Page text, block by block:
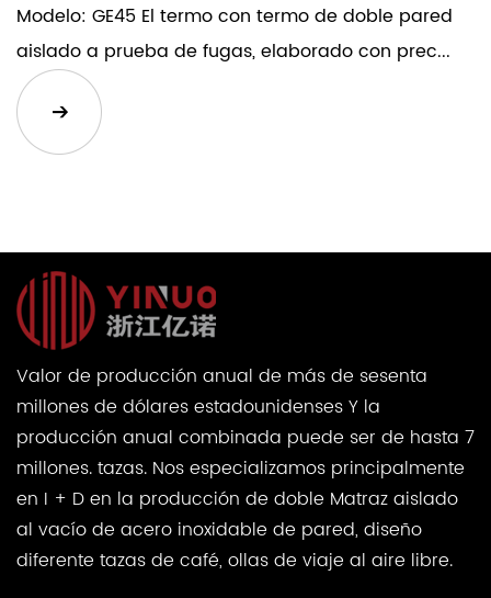
Modelo: GE45 El termo con termo de doble pared
aislado a prueba de fugas, elaborado con prec...
Valor de producción anual de más de sesenta
millones de dólares estadounidenses Y la
producción anual combinada puede ser de hasta 7
millones. tazas. Nos especializamos principalmente
en I + D en la producción de doble Matraz aislado
al vacío de acero inoxidable de pared, diseño
diferente tazas de café, ollas de viaje al aire libre.